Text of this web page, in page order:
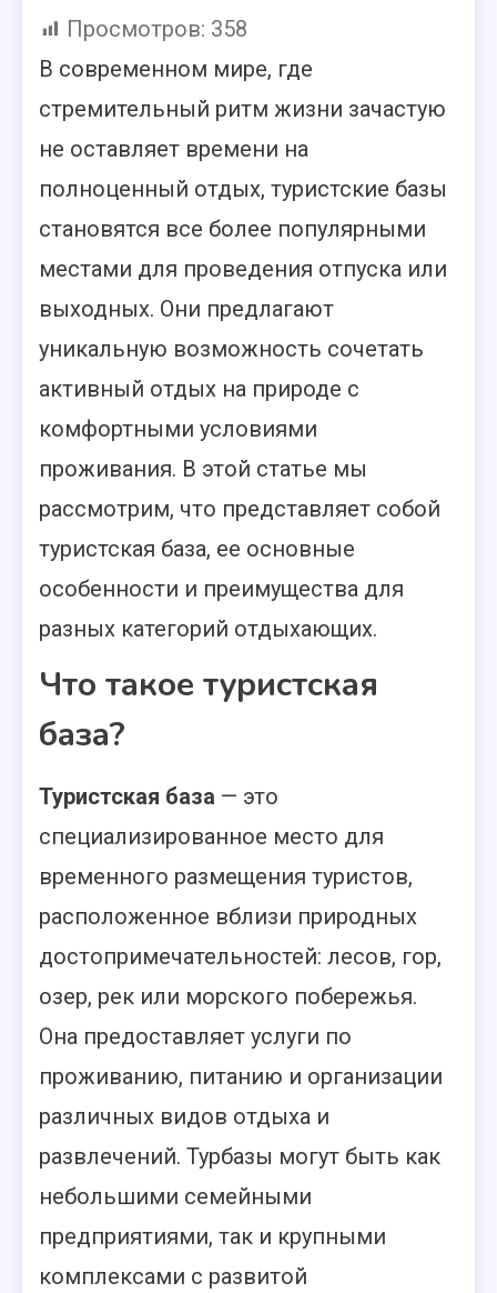
Просмотров: 358
В современном мире, где
стремительный ритм жизни зачастую
не оставляет времени на
полноценный отдых, туристские базы
становятся все более популярными
местами для проведения отпуска или
выходных. Они предлагают
уникальную возможность сочетать
активный отдых на природе с
комфортными условиями
проживания. В этой статье мы
рассмотрим, что представляет собой
туристская база, ее основные
особенности и преимущества для
разных категорий отдыхающих.
Что такое туристская
база?
Туристская база — это
специализированное место для
временного размещения туристов,
расположенное вблизи природных
достопримечательностей: лесов, гор,
озер, рек или морского побережья.
Она предоставляет услуги по
проживанию, питанию и организации
различных видов отдыха и
развлечений. Турбазы могут быть как
небольшими семейными
предприятиями, так и крупными
комплексами с развитой